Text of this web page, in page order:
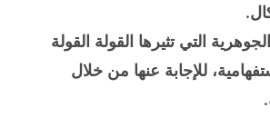
التي تثيرها القولة القولة
للإجابة عنها من خلال